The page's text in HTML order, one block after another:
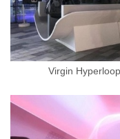
Virgin